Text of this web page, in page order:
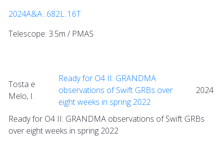
2024A&A...682L..16T
Telescope: 3.5m / PMAS
Tosta e
Melo, I.
Ready for O4 II: GRANDMA
observations of Swift GRBs over
eight weeks in spring 2022
2024
Ready for O4 II: GRANDMA observations of Swift GRBs
over eight weeks in spring 2022